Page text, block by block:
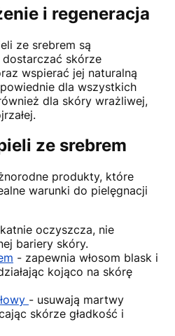
i regeneracja
ze srebrem są
skórze
wspierać jej naturalną
dla wszystkich
dla skóry wrażliwej,
ze srebrem
produkty, które
warunki do pielęgnacji
oczyszcza, nie
bariery skóry.
- zapewnia włosom blask i
kojąco na skórę
- usuwają martwy
skórze gładkość i